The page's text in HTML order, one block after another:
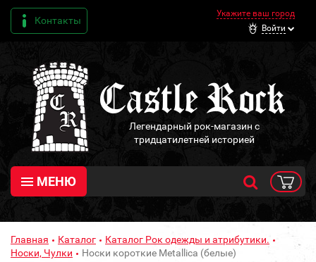
Контакты
Укажите ваш город
Войти
Легендарный рок-магазин с
тридцатилетней историей
МЕНЮ
Главная Каталог
Каталог Рок одежды и атрибутики.
Носки, Чулки
Носки короткие Metallica (белые)